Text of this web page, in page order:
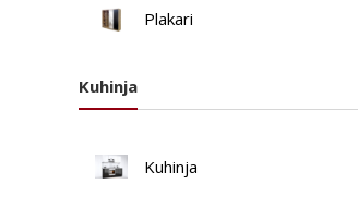
Plakari
Kuhinja
Kuhinja